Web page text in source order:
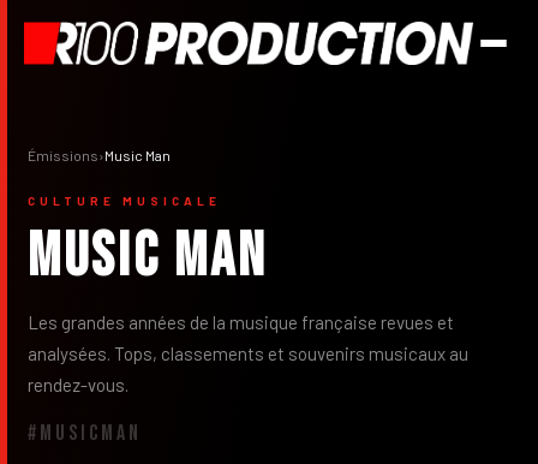
Émissions›Music Man
CULTURE MUSICALE
Music Man
Les grandes années de la musique française revues et
analysées. Tops, classements et souvenirs musicaux au
rendez-vous.
#MUSICMAN